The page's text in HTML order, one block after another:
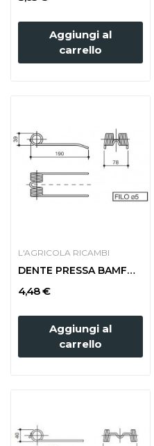
Aggiungi al
carrello
L'AGRICOLA RICAMBI
DENTE PRESSA BAMFORD STRETTA
4,48 €
Aggiungi al
carrello